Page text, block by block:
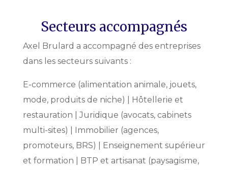
Secteurs accompagnés
Axel Brulard a accompagné des entreprises
dans les secteurs suivants :
E-commerce (alimentation animale, jouets,
mode, produits de niche) | Hôtellerie et
restauration | Juridique (avocats, cabinets
multi-sites) | Immobilier (agences,
promoteurs, BRS) | Enseignement supérieur
et formation | BTP et artisanat (paysagisme,